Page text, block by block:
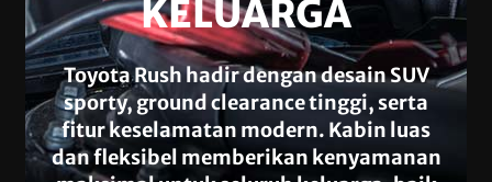
KELUARGA
Toyota Rush hadir dengan desain SUV
sporty, ground clearance tinggi, serta
fitur keselamatan modern. Kabin luas
dan fleksibel memberikan kenyamanan